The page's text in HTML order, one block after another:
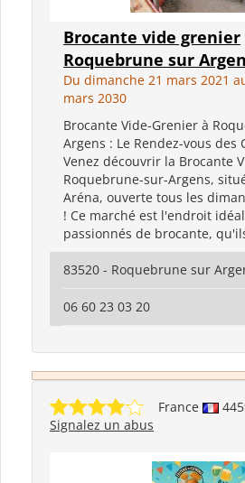
Brocante vide grenier
Roquebrune sur
Du dimanche 21 mars 2021
mars 2030
Brocante Vide-Grenier à
Argens : Le Rendez-vous des
Venez découvrir la Brocante
Roquebrune-sur-Argens,
Aréna, ouverte tous les
! Ce marché est l'endroit
passionnés de brocante,
83520 - Roquebrune sur
06 60 23 03 20
France
Signalez un abus